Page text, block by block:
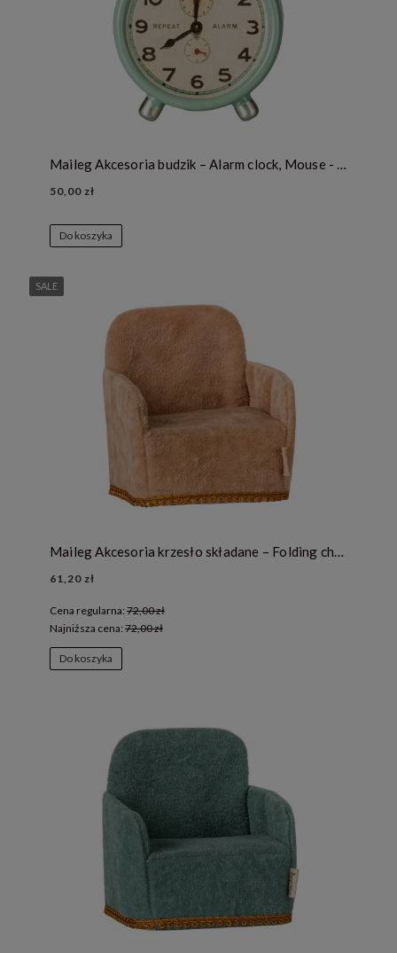
Maileg Akcesoria budzik – Alarm clock, Mouse - Mint
50,00 zł
Do koszyka
Maileg Akcesoria krzesło składane – Folding chair, Mouse - Powder
61,20 zł
Cena regularna: 72,00 zł
Najniższa cena: 72,00 zł
Do koszyka
SALE